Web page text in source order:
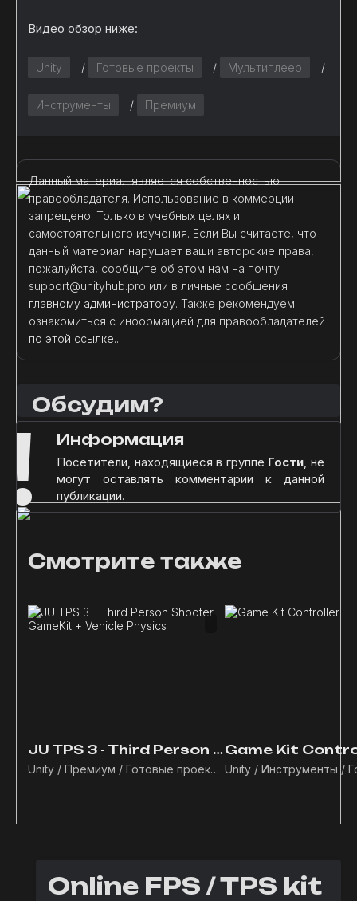
Видео обзор ниже:
Unity / Готовые проекты / Мультиплеер /
Инструменты / Премиум
Данный материал является собственностью
правообладателя. Использование в коммерции -
запрещено! Только в учебных целях и
самостоятельного изучения. Если Вы считаете, что
данный материал нарушает ваши авторские права,
пожалуйста, сообщите об этом нам на почту
support@unityhub.pro или в личные сообщения
главному администратору. Также рекомендуем
ознакомиться с информацией для правообладателей
по этой ссылке..
Обсудим?
! Информация
Посетители, находящиеся в группе Гости, не
могут оставлять комментарии к данной
публикации.
Смотрите также
JU TPS 3 - Third Person Shooter GameKit + Vehicle Physics
Unity / Премиум / Готовые проекты / Иск. интеллект
Game Kit
Online FPS / TPS kit